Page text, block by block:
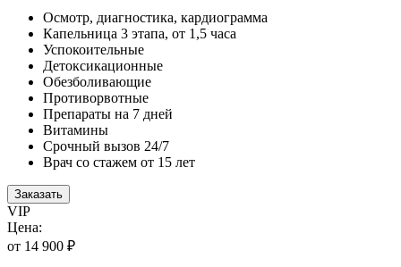
Осмотр, диагностика, кардиограмма
Капельница 3 этапа, от 1,5 часа
Успокоительные
Детоксикационные
Обезболивающие
Противорвотные
Препараты на 7 дней
Витамины
Срочный вызов 24/7
Врач со стажем от 15 лет
Заказать
VIP
Цена:
от 14 900 ₽